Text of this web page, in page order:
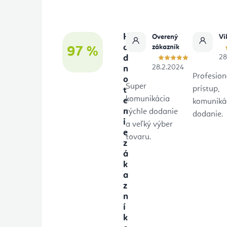
97 %
H
o
d
n
o
t
e
n
i
e
z
á
k
a
z
n
í
k
Overený
zákazník
28.2.2024
Super
komunikácia
rýchle dodanie
a veľký výber
tovaru.
prístup,
dodanie.